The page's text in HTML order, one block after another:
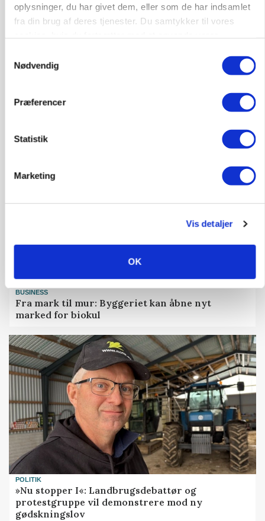
oplysninger, du har givet dem, eller som de har indsamlet
fra din brug af deres tjenester. Du samtykker til vores
Nødvendig
Præferencer
Statistik
Marketing
Vis detaljer
OK
Ejer eller medejer? Nyt tv-format udfordrer
landbrugets ejerstruktur
BUSINESS
Fra mark til mur: Byggeriet kan åbne nyt
marked for biokul
POLITIK
»Nu stopper I«: Landbrugsdebattør og
protestgruppe vil demonstrere mod ny
gødskningslov